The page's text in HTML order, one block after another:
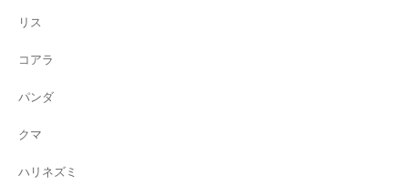
リス
コアラ
パンダ
クマ
ハリネズミ